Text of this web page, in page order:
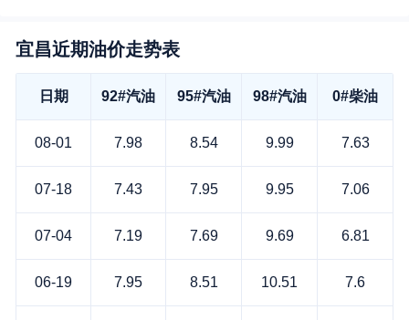
宜昌近期油价走势表
日期 92#汽油 95#汽油 98#汽油 0#柴油
08-01 7.98 8.54 9.99 7.63
07-18 7.43 7.95 9.95 7.06
07-04 7.19 7.69 9.69 6.81
06-19 7.95 8.51 10.51 7.6